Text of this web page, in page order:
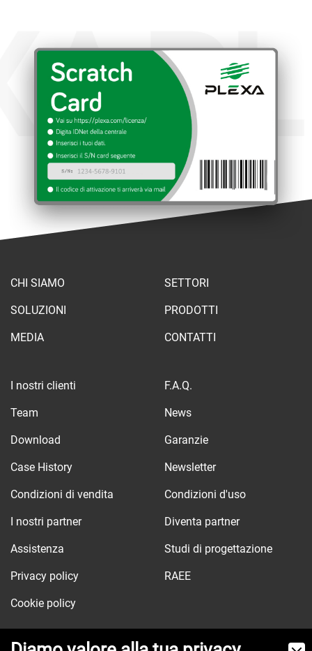
CHI SIAMO SETTORI
SOLUZIONI PRODOTTI
MEDIA CONTATTI
I nostri clienti F.A.Q.
Team News
Download Garanzie
Case History Newsletter
Condizioni di vendita Condizioni d'uso
I nostri partner Diventa partner
Assistenza Studi di progettazione
Privacy policy RAEE
Cookie policy